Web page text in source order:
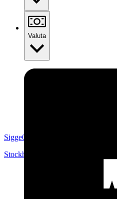
Sigge045
Stockholm
Valuta